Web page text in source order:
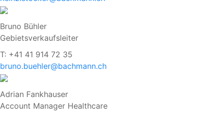
Bruno Bühler
Gebietsverkaufsleiter
T: +41 41 914 72 35
bruno.buehler@bachmann.ch
Adrian Fankhauser
Account Manager Healthcare